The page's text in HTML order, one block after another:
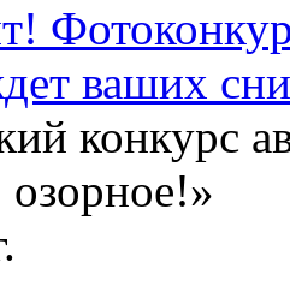
ваших
конкурс
озорное!»